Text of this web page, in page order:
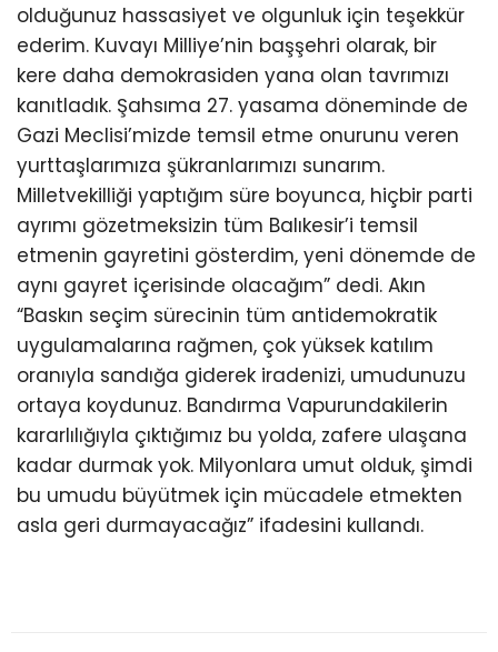
olduğunuz hassasiyet ve olgunluk için teşekkür
ederim. Kuvayı Milliye’nin başşehri olarak, bir
kere daha demokrasiden yana olan tavrımızı
kanıtladık. Şahsıma 27. yasama döneminde de
Gazi Meclisi’mizde temsil etme onurunu veren
yurttaşlarımıza şükranlarımızı sunarım.
Milletvekilliği yaptığım süre boyunca, hiçbir parti
ayrımı gözetmeksizin tüm Balıkesir’i temsil
etmenin gayretini gösterdim, yeni dönemde de
aynı gayret içerisinde olacağım” dedi. Akın
“Baskın seçim sürecinin tüm antidemokratik
uygulamalarına rağmen, çok yüksek katılım
oranıyla sandığa giderek iradenizi, umudunuzu
ortaya koydunuz. Bandırma Vapurundakilerin
kararlılığıyla çıktığımız bu yolda, zafere ulaşana
kadar durmak yok. Milyonlara umut olduk, şimdi
bu umudu büyütmek için mücadele etmekten
asla geri durmayacağız” ifadesini kullandı.